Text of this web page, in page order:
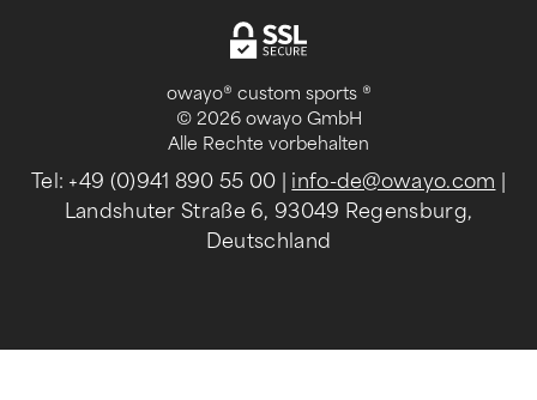
owayo® custom sports ®
© 2026 owayo GmbH
Alle Rechte vorbehalten
Tel: +49 (0)941 890 55 00 info-de@owayo.com
Landshuter Straße 6, 93049 Regensburg,
Deutschland